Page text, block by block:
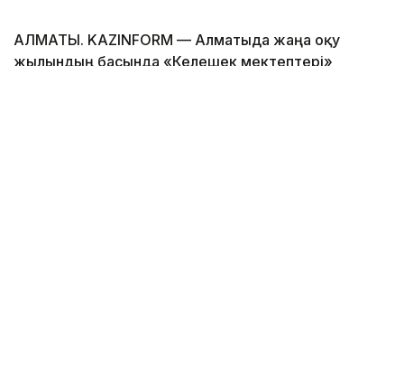
АЛМАТЫ. KAZINFORM — Алматыда жаңа оқу
жылындың басында «Келешек мектептері»